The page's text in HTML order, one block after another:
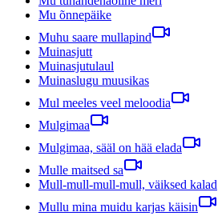
Mu õnnepäike
Muhu saare mullapind
Muinasjutt
Muinasjutulaul
Muinaslugu muusikas
Mul meeles veel meloodia
Mulgimaa
Mulgimaa, sääl on hää elada
Mulle maitsed sa
Mull-mull-mull-mull, väiksed kalad
Mullu mina muidu karjas käisin